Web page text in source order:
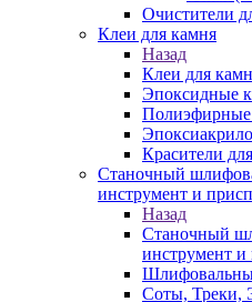
Очистители
Клеи для камня
Назад
Клеи для
Эпоксидные
Полиэфирные
Красители
Станочный
инструмент и
Назад
Станочный
инструмент и
Соты, Треки,